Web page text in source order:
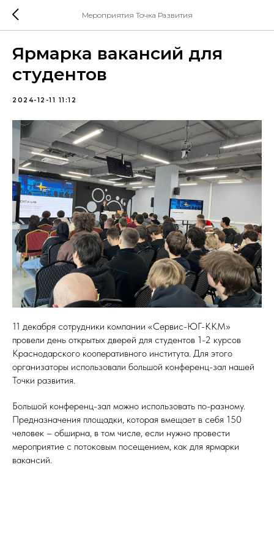
Мероприятия Точка Развития
Ярмарка вакансий для
студентов
2024-12-11 11:12
11 декабря сотрудники компании «Сервис-ЮГ-ККМ»
провели день открытых дверей для студентов 1-2 курсов
Краснодарского кооперативного института. Для этого
организаторы использовали большой конференц-зал нашей
Точки развития.
Большой конференц-зал можно использовать по-разному.
Предназначения площадки, которая вмещает в себя 150
человек – обширна, в том числе, если нужно провести
мероприятие с потоковым посещением, как для ярмарки
вакансий.